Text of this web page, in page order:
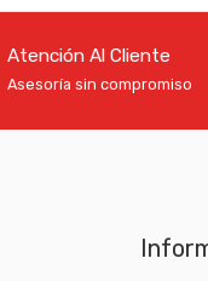
¿Ya
Atención Al Cliente
Asesoría sin compromiso